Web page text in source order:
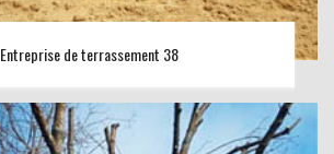
Entreprise de terrassement 38